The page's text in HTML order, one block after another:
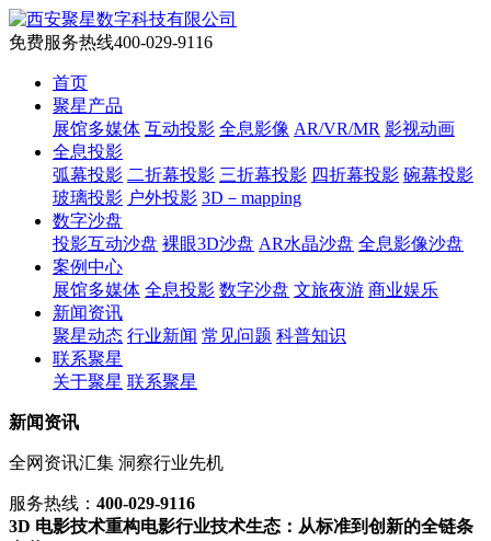
免费服务热线400-029-9116
首页
聚星产品
展馆多媒体 互动投影 全息影像 AR/VR/MR 影视动画
全息投影
弧幕投影 二折幕投影 三折幕投影 四折幕投影 碗幕投影
玻璃投影 户外投影 3D－mapping
数字沙盘
投影互动沙盘 裸眼3D沙盘 AR水晶沙盘 全息影像沙盘
案例中心
展馆多媒体 全息投影 数字沙盘 文旅夜游 商业娱乐
新闻资讯
聚星动态 行业新闻 常见问题 科普知识
联系聚星
关于聚星 联系聚星
新闻资讯
全网资讯汇集 洞察行业先机
服务热线： 400-029-9116
3D 电影技术重构电影行业技术生态：从标准到创新的全链条